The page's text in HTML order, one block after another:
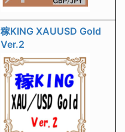
稼KING XAUUSD Gold
Ver.2